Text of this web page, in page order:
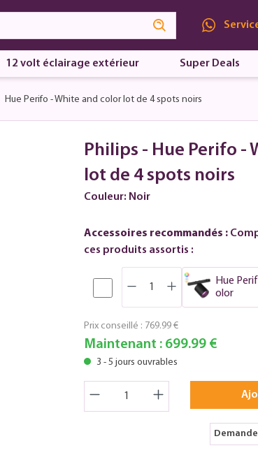
12 volt éclairage extérieur Super Deals
Hue Perifo - White and color lot de 4 spots noirs
Philips - Hue Perifo -
lot de 4 spots noirs
Couleur: Noir
Accessoires recommandés :
ces produits assortis :
Hue
olor
Prix conseillé : 769.99 €
Maintenant : 699.99 €
3 - 5 jours ouvrables